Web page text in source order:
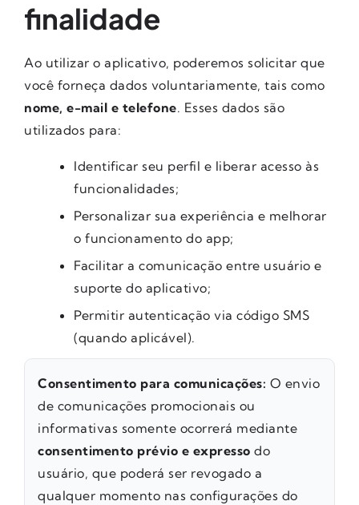
finalidade
Ao utilizar o aplicativo, poderemos solicitar que
você forneça dados voluntariamente, tais como
nome, e-mail e telefone. Esses dados são
utilizados para:
Identificar seu perfil e liberar acesso às
funcionalidades;
Personalizar sua experiência e melhorar
o funcionamento do app;
Facilitar a comunicação entre usuário e
suporte do aplicativo;
Permitir autenticação via código SMS
(quando aplicável).
Consentimento para comunicações: O envio
de comunicações promocionais ou
informativas somente ocorrerá mediante
consentimento prévio e expresso do
usuário, que poderá ser revogado a
qualquer momento nas configurações do